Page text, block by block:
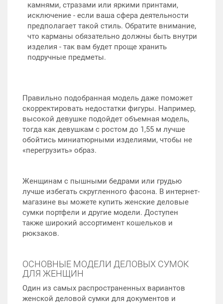
камнями, стразами или яркими принтами,
исключение - если ваша сфера деятельности
предполагает такой стиль. Обратите внимание,
что карманы обязательно должны быть внутри
изделия - так вам будет проще хранить
подручные предметы.
Правильно подобранная модель даже поможет
скорректировать недостатки фигуры. Например,
высокой девушке подойдет объемная модель,
тогда как девушкам с ростом до 1,55 м лучше
обойтись миниатюрными изделиями, чтобы не
«перегрузить» образ.
Женщинам с пышными бедрами или грудью
лучше избегать скругленного фасона. В интернет-
магазине вы можете купить женские деловые
сумки портфели и другие модели. Доступен
также широкий ассортимент кошельков и
рюкзаков.
ОСНОВНЫЕ МОДЕЛИ ДЕЛОВЫХ СУМОК
ДЛЯ ЖЕНЩИН
Один из самых распространенных вариантов
женской деловой сумки для документов и